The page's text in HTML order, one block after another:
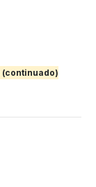
(continuado)